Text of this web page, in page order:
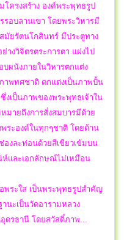
ครงสร้าง องค์พระพุทธรูป
อบลานเขา โดยพระวิหารมี
มัยรัตนโกสินทร์ มีประตูทาง
างวิจิตรตระการตา แฝงไป
บผนังภายในวิหารตกแต่ง
าพทศชาติ ตกแต่งเป็นภาพปั้น
เป็นภาพของพระพุทธเจ้าใน
มายถึงการสั่งสมบารมีด้วย
ระองค์ในทุกๆชาติ โดยด้าน
งละท่อนด้วยสีเขียวเข้มบน
ห์และเอกลักษณ์ไม่เหมือน
พระใส เป็นพระพุทธรูปสำคัญ
นะเป็นวัดอารามหลวง
ดรธานี โดยสวัสดิ์ภาพ...